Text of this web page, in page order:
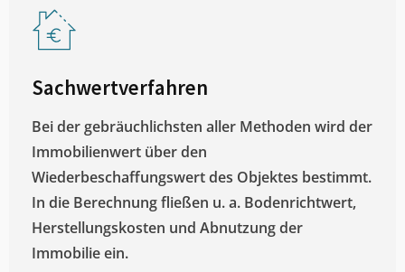
Sachwertverfahren
Bei der gebräuchlichsten aller Methoden wird der
Immobilienwert über den
Wiederbeschaffungswert des Objektes bestimmt.
In die Berechnung fließen u. a. Bodenrichtwert,
Herstellungskosten und Abnutzung der
Immobilie ein.